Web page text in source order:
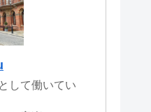
して働いてい